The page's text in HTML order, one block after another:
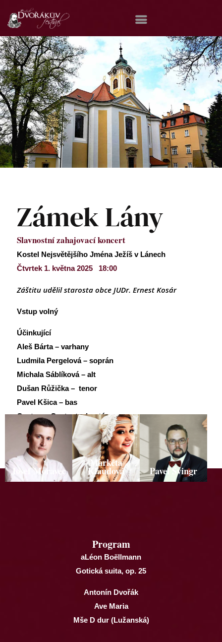
Domů
Koncerty
Katalog
Dvořákův cestovní pas
Zámek Lány
Kostel Nejsvětějšího Jména Ježíš v Lánech
Čtvrtek 1. května 2025 18:00
Záštitu udělil starosta obce JUDr. Ernest Kosár
Vstup volný
Účinkující
Aleš Bárta – varhany
Ludmila Pergelová – soprán
Michala Sáblíková – alt
Dušan Růžička – tenor
Pavel Kšica – bas
Cantores Cantant a hosté
Jakub Hrubý – sbormistr
Slavnostní zahajovací koncert
Josef Moravec
Markéta
Klaudová Pavel Švingr
Program
aLéon Boëllmann
Gotická suita, op. 25
Antonín Dvořák
Ave Maria
Mše D dur (Lužanská)